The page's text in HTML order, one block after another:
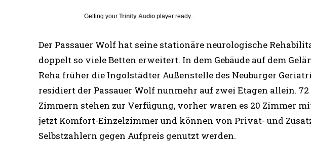
Getting your Trinity Audio player ready...
Der Passauer Wolf hat seine stationäre neurologische
doppelt so viele Betten erweitert. In dem Gebäude auf dem
Reha früher die Ingolstädter Außenstelle des Neuburger
residiert der Passauer Wolf nunmehr auf zwei Etagen allein.
Zimmern stehen zur Verfügung, vorher waren es 20 Zimmer
jetzt Komfort-Einzelzimmer und können von Privat- und
Selbstzahlern gegen Aufpreis genutzt werden.